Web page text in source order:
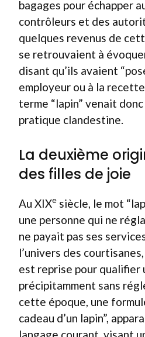
bagages pour échapper
contrôleurs et des
quelques revenus de
se retrouvaient à
disant qu’ils avaient
employeur ou à la
terme “lapin” venait
pratique clandestine.
La deuxième
des filles de joie
Au XIXe siècle, le mot
une personne qui ne
ne payait pas ses
l’univers des
est reprise pour
précipitamment sans
cette époque, une
cadeau d’un lapin”,
langage courant, visant